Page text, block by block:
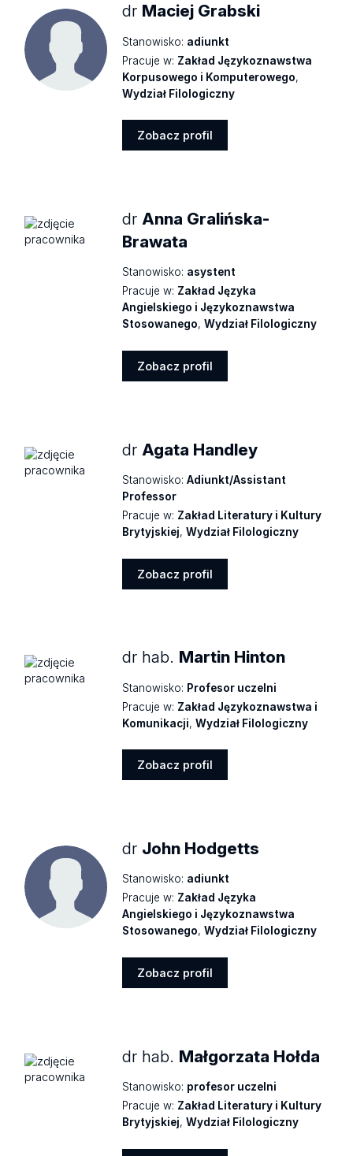
dr Maciej Grabski
Stanowisko: adiunkt
Pracuje w: Zakład Językoznawstwa
Korpusowego i Komputerowego,
Wydział Filologiczny
Zobacz profil
drAnna Gralińska-
Brawata
Stanowisko: asystent
Pracuje w: Zakład Języka
Angielskiego i Językoznawstwa
Stosowanego,Wydział Filologiczny
Zobacz profil
dr Agata Handley
Stanowisko: Adiunkt/Assistant
Professor
Pracuje w: Zakład Literatury i Kultury
Brytyjskiej,Wydział Filologiczny
Zobacz profil
dr hab. Martin Hinton
Stanowisko: Profesor uczelni
Pracuje w: Zakład Językoznawstwa i
Komunikacji,Wydział Filologiczny
Zobacz profil
dr John Hodgetts
Stanowisko: adiunkt
Pracuje w: Zakład Języka
Angielskiego i Językoznawstwa
Stosowanego,Wydział Filologiczny
Zobacz profil
dr hab. Małgorzata Hołda
Stanowisko: profesor uczelni
Pracuje w: Zakład Literatury i Kultury
Brytyjskiej,Wydział Filologiczny